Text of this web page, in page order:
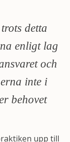
detta
enligt lag
och
inte i
behovet
upp till